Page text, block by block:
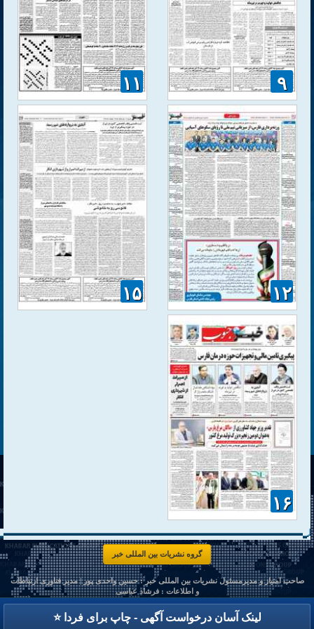
⭐ لینک آسان درخواست آگهی - چاپ برای فردا
۹ ۱۱
۱۲ ۱۵
۱۶
گروه نشریات بین المللی خبر
صاحب امتیاز و مدیرمسئول نشریات بین المللی خبر : حسین واحدی پور | مدیر فناوری ارتباطات
و اطلاعات :فرشاد عباسی
Copyright © 2026 KHABAR International Publications Group. All rights reserved.